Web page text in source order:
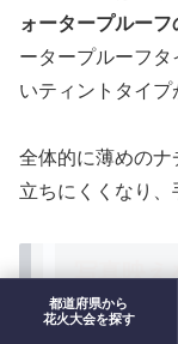
ォータープルー
ータープルーフタ
いティントタイプ
全体的に薄めのナ
立ちにくくなり、
写真映え
仕上げ方
都道府県から
花火大会を探す